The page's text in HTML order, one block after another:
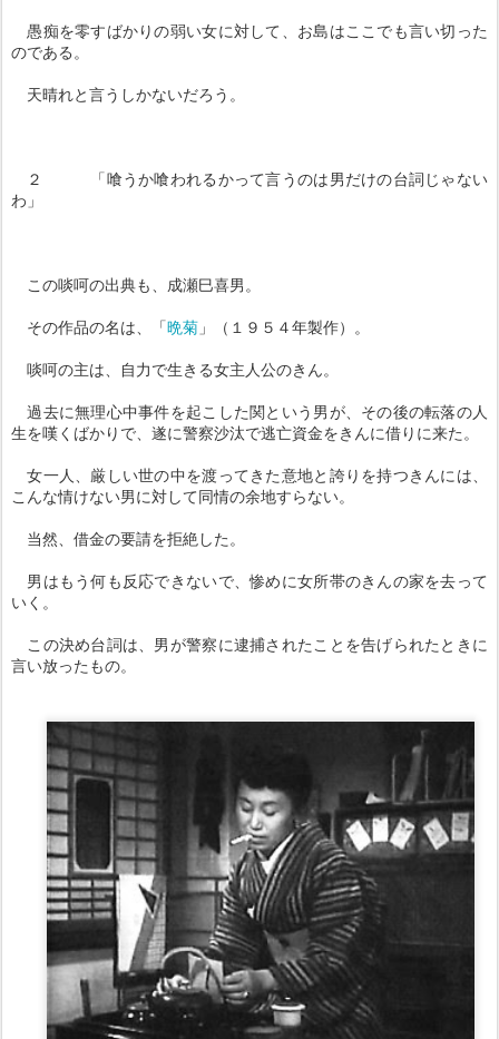
愚痴を零すばかりの弱い女に対して、お島はここでも言い切った
のである。
天晴れと言うしかないだろう。
２ 「喰うか喰われるかって言うのは男だけの台詞じゃない
わ」
この啖呵の出典も、成瀬巳喜男。
その作品の名は、「晩菊 」（１９５４年製作）。
啖呵の主は、自力で生きる女主人公のきん。
過去に無理心中事件を起こした関という男が、その後の転落の人
生を嘆くばかりで、遂に警察沙汰で逃亡資金をきんに借りに来た。
女一人、厳しい世の中を渡ってきた意地と誇りを持つきんには、
こんな情けない男に対して同情の余地すらない。
当然、借金の要請を拒絶した。
男はもう何も反応できないで、惨めに女所帯のきんの家を去って
いく。
この決め台詞は、男が警察に逮捕されたことを告げられたときに
言い放ったもの。